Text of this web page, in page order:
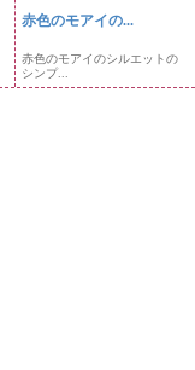
赤色のモアイの...
赤色のモアイのシルエットの
シンプ...